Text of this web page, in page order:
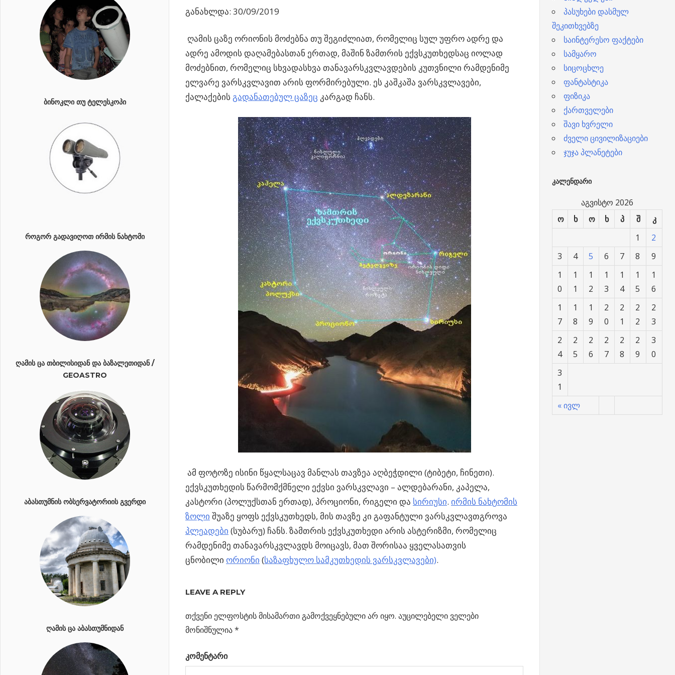
განახლდა: 30/09/2019
ღამის ცაზე ორიონის მოძებნა თუ შეგიძლიათ, რომელიც სულ უფრო ადრე და
ადრე ამოდის დაღამებასთან ერთად, მაშინ ზამთრის ექვსკუთხედსაც იოლად
მოძებნით, რომელიც სხვადასხვა თანავარსკვლავდების კუთვნილი რამდენიმე
ელვარე ვარსკვლავით არის ფორმირებული. ეს კაშკაშა ვარსკვლავები,
ქალაქების გადანათებულ ცაზეც კარგად ჩანს.
ამ ფოტოზე ისინი წყალსაცავ მანლას თავზეა აღბეჭდილი (ტიბეტი, ჩინეთი).
ექვსკუთხედის წარმომქმნელი ექვსი ვარსკვლავი – ალდებარანი, კაპელა,
კასტორი (პოლუქსთან ერთად), პროციონი, რიგელი და სირიუსი. ირმის ნახტომის
ზოლი შუაზე ყოფს ექვსკუთხედს, მის თავზე კი გაფანტული ვარსკვლავთგროვა
პლეადები (სუბარუ) ჩანს. ზამთრის ექვსკუთხედი არის ასტერიზმი, რომელიც
რამდენიმე თანავარსკვლავდს მოიცავს, მათ შორისაა ყველასათვის
ცნობილი ორიონი (საზაფხულო სამკუთხედის ვარსკვლავები).
ნავიგაცია
Previous
ისევ ჰაბლი,
სამყაროს
გაფართოება
LEAVE A REPLY
თქვენი ელფოსტის მისამართი გამოქვეყნებული არ იყო. აუცილებელი ველები
მონიშნულია*
კომენტარი
ᲑᲘᲜᲝᲙᲚᲘ ᲗᲣ ᲢᲔᲚᲔᲡᲙᲝᲞᲘ
ᲠᲝᲒᲝᲠ ᲒᲐᲓᲐᲕᲘᲦᲝᲗ ᲘᲠᲛᲘᲡ ᲜᲐᲮᲢᲝᲛᲘ
ᲦᲐᲛᲘᲡ ᲪᲐ ᲗᲑᲘᲚᲘᲡᲘᲓᲐᲜ ᲓᲐ ᲑᲐᲖᲐᲚᲔᲗᲘᲓᲐᲜ /
GEOASTRO
ᲐᲑᲐᲡᲗᲣᲛᲜᲘᲡ ᲝᲑᲡᲔᲠᲕᲐᲢᲝᲠᲘᲘᲡ ᲒᲕᲔᲠᲓᲘ
ᲦᲐᲛᲘᲡ ᲪᲐ ᲐᲑᲐᲡᲗᲣᲛᲜᲘᲓᲐᲜ
პასუხები დასმულ
შეკითხვებზე
საინტერესო ფაქტები
სამყარო
სიცოცხლე
ფანტასტიკა
ფიზიკა
ქართველები
შავი ხვრელი
ძველი ცივილიზაციები
ჯუჯა პლანეტები
ᲙᲐᲚᲔᲜᲓᲐᲠᲘ
აგვისტო 2026
ო
ხ ო ხ პ შ კ
« ივლ
1
2
3
4 5 6 7 8
9
1
0
1
1
1
2
1
3
1
4
1
5
1
6
1
7
1
8
1
9
2
0
2
1
2
2
2
3
2
4
2
5
2
6
2
7
2
8
2
9
3
0
3
1